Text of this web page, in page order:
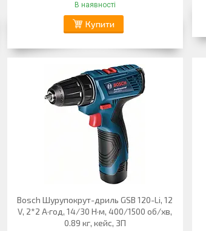
В наявності
Купити
Bosch Шурупокрут-дриль GSB 120-Li, 12
V, 2*2 А·год, 14/30 Н·м, 400/1500 об/хв,
0.89 кг, кейс, ЗП